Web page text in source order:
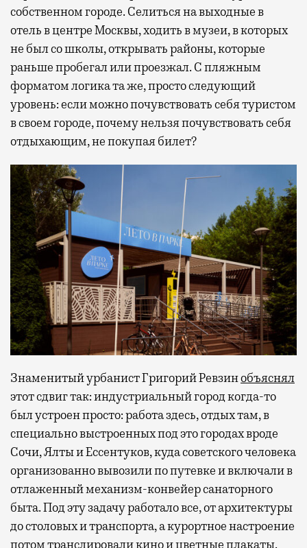
собственном городе. Селиться на выходные в
отель в центре Москвы, ходить в музеи, в которых
не был со школы, открывать районы, которые
раньше пробегал или проезжал. С пляжным
форматом логика та же, просто следующий
уровень: если можно почувствовать себя туристом
в своем городе, почему нельзя почувствовать себя
отдыхающим, не покупая билет?
Знаменитый урбанист Григорий Ревзинобъяснял
этот сдвиг так: индустриальный город когда-то
был устроен просто: работа здесь, отдых там, в
специально выстроенных под это городах вроде
Сочи, Ялты и Ессентуков, куда советского человека
организованно вывозили по путевке и включали в
отлаженный механизм-конвейер санаторного
быта. Под эту задачу работало все, от архитектуры
до столовых и транспорта, а курортное настроение
потом транслировали кино и цветные плакаты.